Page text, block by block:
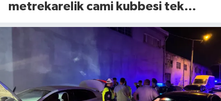
metrekarelik cami kubbesi tek